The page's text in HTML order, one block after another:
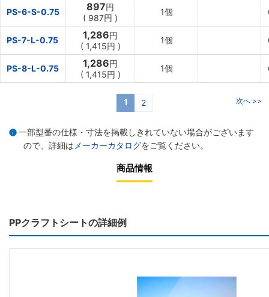
PS-6-S-0.75 897円
( 987円 )
1個
PS-7-L-0.75 1,286円
( 1,415円 )
1個
PS-8-L-0.75 1,286円
( 1,415円 )
1個
1 2 次へ >>
一部型番の仕様・寸法を掲載しきれていない場合がございます
ので、詳細は メーカーカタログをご覧ください。
商品情報
PPクラフトシートの詳細例